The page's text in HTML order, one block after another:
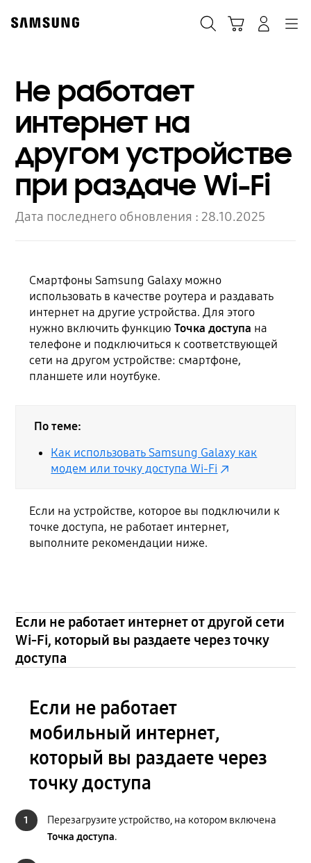
content
Не работает
интернет на
другом устройстве
при раздаче Wi-Fi
Дата последнего обновления :28.10.2025
Смартфоны Samsung Galaxy можно
использовать в качестве роутера и раздавать
интернет на другие устройства. Для этого
нужно включить функциюТочка доступа на
телефоне и подключиться к соответствующей
сети на другом устройстве: смартфоне,
планшете или ноутбуке.
По теме:
Как использовать Samsung Galaxy как
модем или точку доступа Wi-Fi
Если на устройстве, которое вы подключили к
точке доступа, не работает интернет,
выполните рекомендации ниже.
Если не работает интернет от другой сети
Wi-Fi, который вы раздаете через точку
доступа
Если не работает
мобильный интернет,
который вы раздаете через
точку доступа
1
Перезагрузите устройство, на котором включена
Точка доступа.